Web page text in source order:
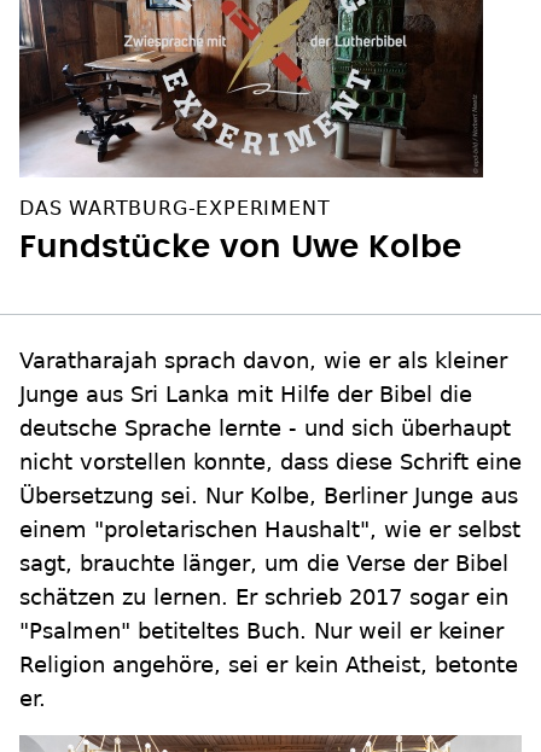
DAS WARTBURG-EXPERIMENT
Fundstücke von Uwe Kolbe
Varatharajah sprach davon, wie er als kleiner
Junge aus Sri Lanka mit Hilfe der Bibel die
deutsche Sprache lernte - und sich überhaupt
nicht vorstellen konnte, dass diese Schrift eine
Übersetzung sei. Nur Kolbe, Berliner Junge aus
einem "proletarischen Haushalt", wie er selbst
sagt, brauchte länger, um die Verse der Bibel
schätzen zu lernen. Er schrieb 2017 sogar ein
"Psalmen" betiteltes Buch. Nur weil er keiner
Religion angehöre, sei er kein Atheist, betonte
er.